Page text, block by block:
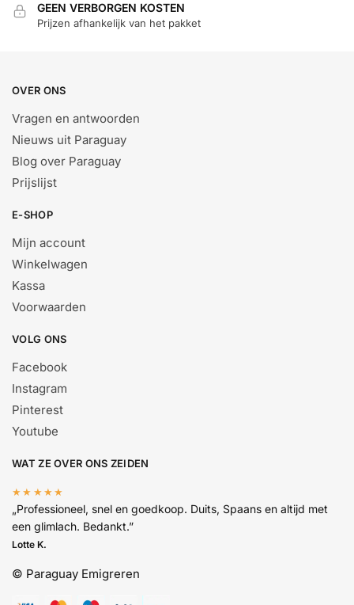
GEEN VERBORGEN KOSTEN
Prijzen afhankelijk van het pakket
OVER ONS
Vragen en antwoorden
Nieuws uit Paraguay
Blog over Paraguay
Prijslijst
E-SHOP
Mijn account
Winkelwagen
Kassa
Voorwaarden
VOLG ONS
Facebook
Instagram
Pinterest
Youtube
WAT ZE OVER ONS ZEIDEN
★★★★★
„Professioneel, snel en goedkoop. Duits, Spaans en altijd met
een glimlach. Bedankt.”
Lotte K.
© Paraguay Emigreren